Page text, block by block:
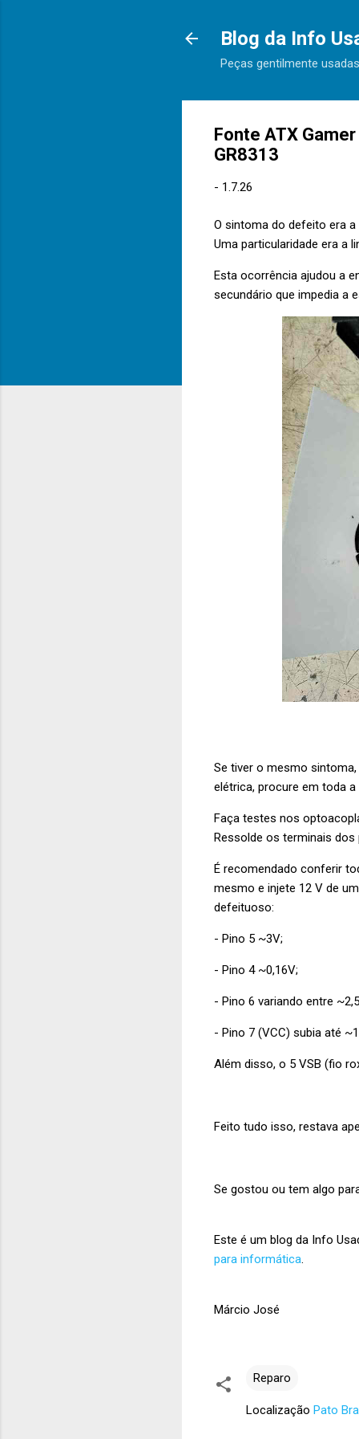
Blog da Info
Peças gentilmente
Fonte ATX
GR8313
- 1.7.26
O sintoma do defeito era a
Uma particularidade era a
Esta ocorrência ajudou a
secundário que impedia a
Se tiver o mesmo
elétrica, procure em toda
Faça testes nos
Ressolde os terminais dos
É recomendado conferir
mesmo e injete 12 V de
defeituoso:
- Pino 5 ~3V;
- Pino 4 ~0,16V;
- Pino 6 variando entre
- Pino 7 (VCC) subia até
Além disso, o 5 VSB (fio
Feito tudo isso, restava
Se gostou ou tem algo
Este é um blog da Info
para informática
Márcio José
Reparo
Localização Pato